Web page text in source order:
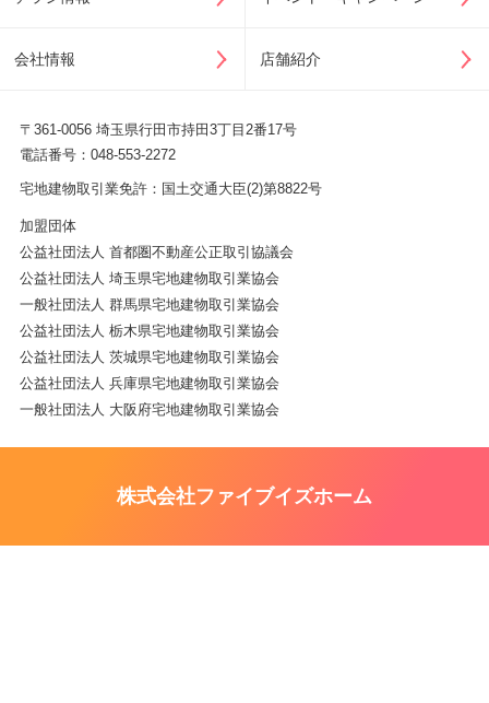
会社情報 店舗紹介
〒361-0056 埼玉県行田市持田3丁目2番17号
電話番号：048-553-2272
宅地建物取引業免許：国土交通大臣(2)第8822号
加盟団体
公益社団法人 首都圏不動産公正取引協議会
公益社団法人 埼玉県宅地建物取引業協会
一般社団法人 群馬県宅地建物取引業協会
公益社団法人 栃木県宅地建物取引業協会
公益社団法人 茨城県宅地建物取引業協会
公益社団法人 兵庫県宅地建物取引業協会
一般社団法人 大阪府宅地建物取引業協会
株式会社ファイブイズホーム